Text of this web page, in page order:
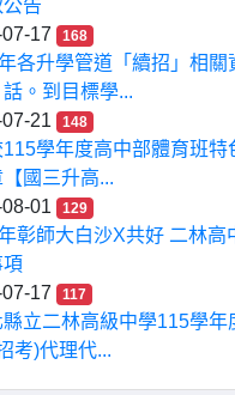
告
17
168
各升學管道「續招」相關
。到目標學...
21
148
學年度高中部體育班特
國三升高...
01
129
彰師大白沙X共好 二林高
17
117
立二林高級中學115學年
考)代理代...